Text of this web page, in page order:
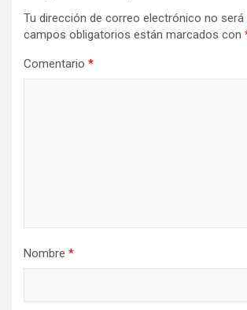
Tu dirección de correo electrónico no será
campos obligatorios están marcados con
Comentario *
Nombre *